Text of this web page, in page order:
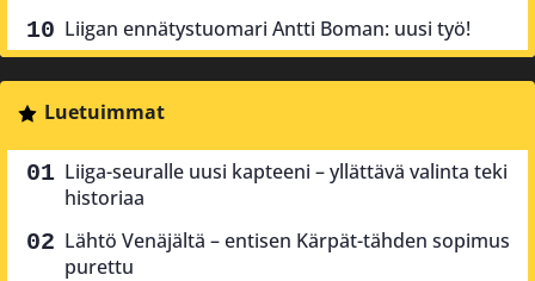
Liigan ennätystuomari Antti Boman: uusi työ!
Luetuimmat
Liiga-seuralle uusi kapteeni – yllättävä valinta teki
historiaa
Lähtö Venäjältä – entisen Kärpät-tähden sopimus
purettu